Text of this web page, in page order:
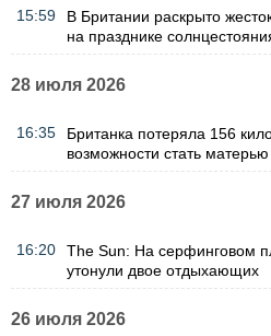
15:59
В Британии раскрыто
на празднике
28 июля 2026
16:35
Британка потеряла 156
возможности стать матерью
27 июля 2026
16:20
The Sun: На серфинговом
утонули двое отдыхающих
26 июля 2026